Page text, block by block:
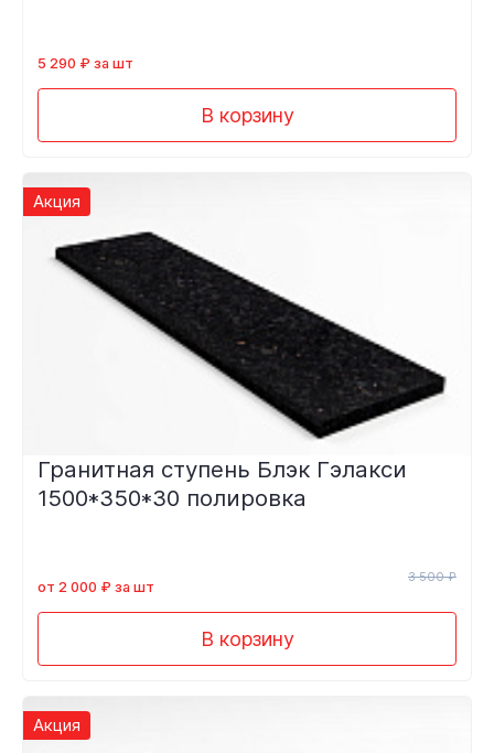
5 290 ₽ за шт
В корзину
Акция
Гранитная ступень Блэк Гэлакси
1500*350*30 полировка
от 2 000 ₽ за шт
3 500 ₽
В корзину
Акция